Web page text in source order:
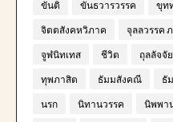
ขันติ ขันธวารวรรค ขุท
จิตตสังคหวิภาค จุลลวรรค
จูฬนิทเทส ชีวิต ถุลลัจจัย
ทุพภาสิต ธัมมสังคณี ธั
นรก นิทานวรรค นิพพา